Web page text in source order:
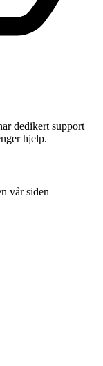
dedikert support
hjelp.
vår siden